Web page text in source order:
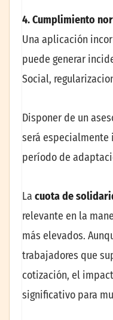
4. Cumplimiento
Una aplicación
puede generar
Social,
Disponer de un
será
período de
La cuota de
relevante en la
más elevados.
trabajadores que
cotización, el
significativo para